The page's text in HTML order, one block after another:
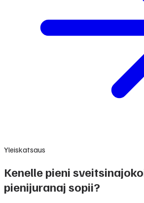
Yleiskatsaus
Kenelle pieni
pienijuranaj sopii?